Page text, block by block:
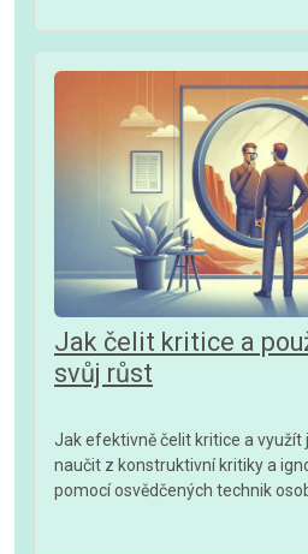
Jak čelit kritice a
svůj růst
Jak efektivně čelit kritice a využít
naučit z konstruktivní kritiky a
pomocí osvědčených technik